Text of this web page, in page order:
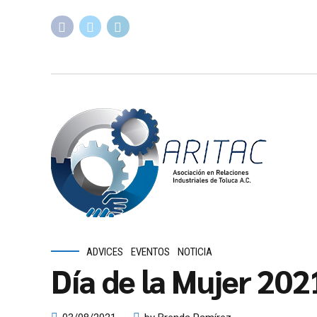
ADVICES EVENTOS NOTICIA
Día de la Mujer